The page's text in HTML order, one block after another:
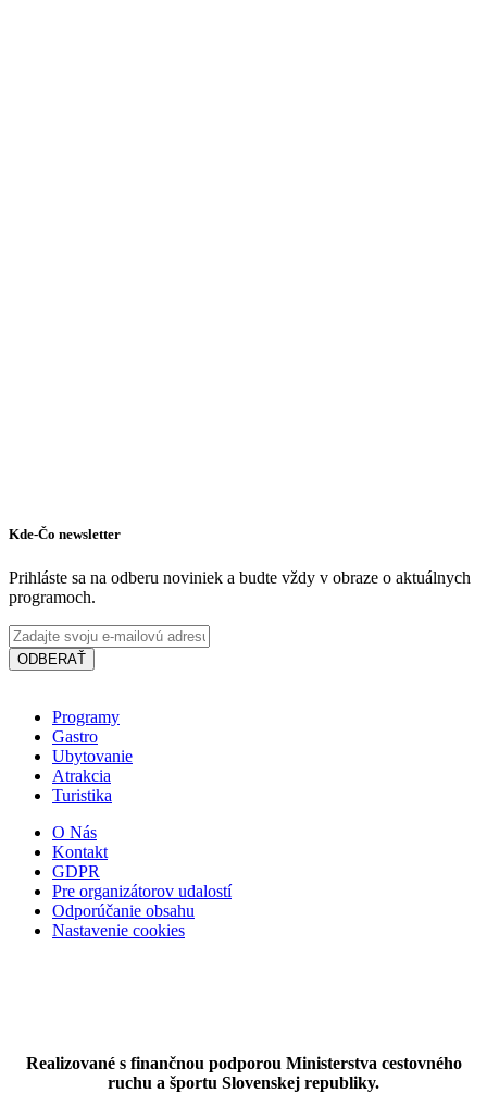
Kde-Čo newsletter
Prihláste sa na odberu noviniek a budte vždy v obraze o aktuálnych
programoch.
ODBERAŤ
Programy
Gastro
Ubytovanie
Atrakcia
Turistika
O Nás
Kontakt
GDPR
Pre organizátorov udalostí
Odporúčanie obsahu
Nastavenie cookies
Realizované s finančnou podporou Ministerstva cestovného
ruchu a športu Slovenskej republiky.